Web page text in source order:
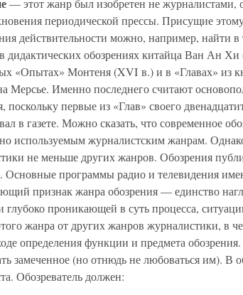
— этот жанр был изобретен не журналистами,
периодической прессы. Присущие
действительности можно, например, найти в
обозрениях китайца Ван Ан Хи
«Опытах» Монтеня (XVI в.) и в «Главах» из
Мерсье. Именно последнего считают
поскольку первые из «Глав» своего
в газете. Можно сказать, что современное
используемым журналистским жанрам.
не меньше других жанров. Обозрения
Основные программы радио и телевидения
признак жанра обозрения — единство
глубоко проникающей в суть процесса,
жанра от других жанров журналистики, в
определения функции и предмета
замеченное (но отнюдь не любоваться им). В
Обозреватель должен: